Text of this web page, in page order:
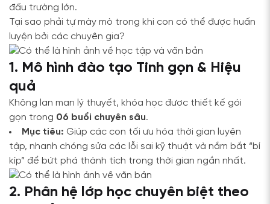
đấu trường lớn.
Tại sao phải tự mày mò trong khi con có thể được huấn
luyện bởi các chuyên gia?
1. Mô hình đào tạo Tinh gọn & Hiệu
quả
Không lan man lý thuyết, khóa học được thiết kế gói
gọn trong 06 buổi chuyên sâu.
Mục tiêu: Giúp các con tối ưu hóa thời gian luyện
tập, nhanh chóng sửa các lỗi sai kỹ thuật và nắm bắt “bí
kíp” để bứt phá thành tích trong thời gian ngắn nhất.
2. Phân hệ lớp học chuyên biệt theo